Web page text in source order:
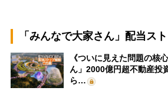
「みんなで大家さん」配当ス
《ついに見えた問題の核
ん」2000億円超不動産投
ら…